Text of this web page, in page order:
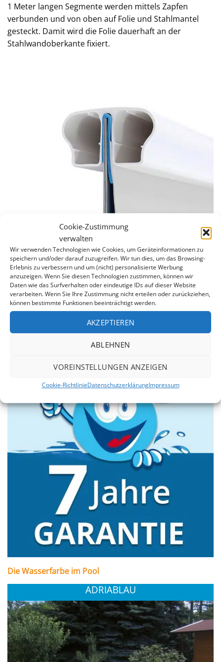
Cookie-Zustimmung
verwalten
Wir verwenden Technologien wie Cookies, um Geräteinformationen zu
speichern und/oder darauf zuzugreifen. Wir tun dies, um das Browsing-
Erlebnis zu verbessern und um (nicht) personalisierte Werbung
anzuzeigen. Wenn Sie diesen Technologien zustimmen, können wir
Daten wie das Surfverhalten oder eindeutige IDs auf dieser Website
verarbeiten. Wenn Sie Ihre Zustimmung nicht erteilen oder zurückziehen,
können bestimmte Funktionen beeinträchtigt werden.
AKZEPTIEREN
ABLEHNEN
VOREINSTELLUNGEN ANZEIGEN
Cookie-RichtlinieDatenschutzerklärungImpressum
1 Meter langen Segmente werden mittels Zapfen
verbunden und von oben auf Folie und Stahlmantel
gesteckt. Damit wird die Folie dauerhaft an der
Stahlwandoberkante fixiert.
7 Jahre Garantie
Wir sind von der Qualität unserer Produkte überzeugt.
Daher erstreckt sich unsere 7jährige Garantie auf die
Dichtheit der Schweißnähte und gegen Durchrosten
des Stahlmantels.
Die Wasserfarbe im Pool
ADRIABLAU